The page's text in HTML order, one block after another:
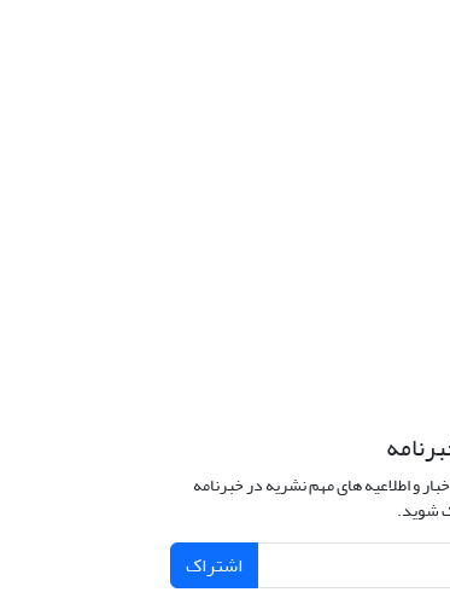
و اطلاعیه های مهم نشریه در خبرنامه
شوید.
اشتراک